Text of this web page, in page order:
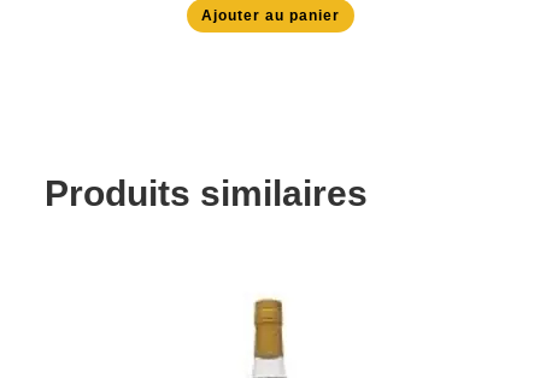
Ajouter au panier
Produits similaires